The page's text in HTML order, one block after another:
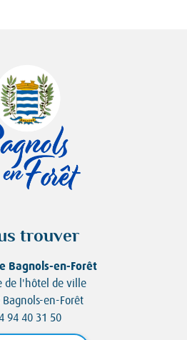
trouver
Bagnols-en-Forêt
de l'hôtel de ville
Bagnols-en-Forêt
94 40 31 50